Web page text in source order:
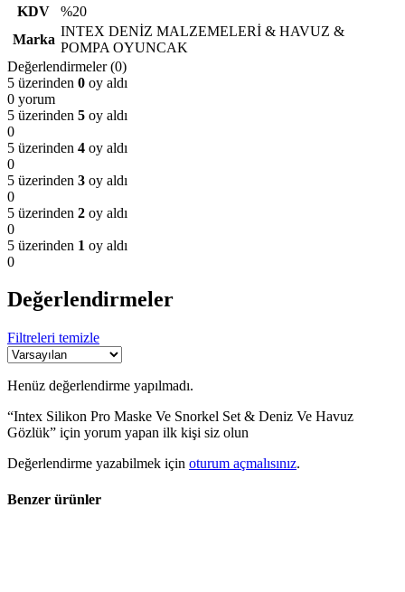
KDV
%20
Marka
INTEX DENİZ MALZEMELERİ & HAVUZ &
POMPA OYUNCAK
Değerlendirmeler (0)
5 üzerinden 0 oy aldı
0 yorum
5 üzerinden 5 oy aldı
0
5 üzerinden 4 oy aldı
0
5 üzerinden 3 oy aldı
0
5 üzerinden 2 oy aldı
0
5 üzerinden 1 oy aldı
0
Değerlendirmeler
Filtreleri temizle
Henüz değerlendirme yapılmadı.
“Intex Silikon Pro Maske Ve Snorkel Set & Deniz Ve Havuz
Gözlük” için yorum yapan ilk kişi siz olun
Değerlendirme yazabilmek için oturum açmalısınız.
Benzer ürünler